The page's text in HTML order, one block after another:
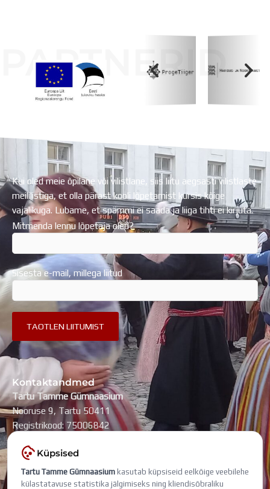
PARTNERID
Kui oled meie õpilane või vilistlane, siis liitu aegsasti vilistlaste
meililistiga, et olla pärast kooli lõpetamist kursis kõige
vajalikuga. Lubame, et spämmi ei saada ja liiga tihti ei kirjuta.
Mitmenda lennu lõpetaja oled?
Sisesta e-mail, millega liitud
Kontaktandmed
Tartu Tamme Gümnaasium
Nooruse 9, Tartu 50411
Registrikood: 75006842
KONTAKTID
SearchSearch
Küpsised
Tartu Tamme Gümnaasium kasutab küpsiseid eelkõige veebilehe
külastatavuse statistika jälgimiseks ning kliendisõbraliku